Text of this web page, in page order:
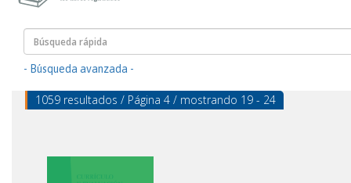
- Búsqueda avanzada -
1059 resultados / Página 4 / mostrando 19 - 24